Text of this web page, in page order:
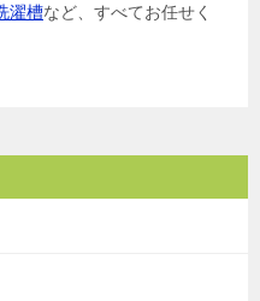
濯槽など、すべてお任せく